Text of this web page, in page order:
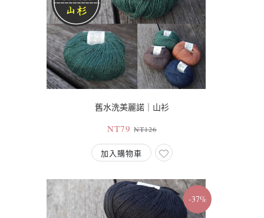
舊水洗美麗諾｜山衫
NT79 NT126
加入購物車
-37%